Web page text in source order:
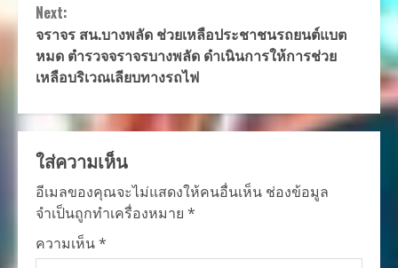
Next:
จราจร สน.บางพลัด ช่วยเหลือประชาชนรถยนต์แบต
หมด ตำรวจจราจรบางพลัด ดำเนินการให้การช่วย
เหลือบริเวณเลียบทางรถไฟ
ใส่ความเห็น
อีเมลของคุณจะไม่แสดงให้คนอื่นเห็น ช่องข้อมูล
จำเป็นถูกทำเครื่องหมาย *
ความเห็น*